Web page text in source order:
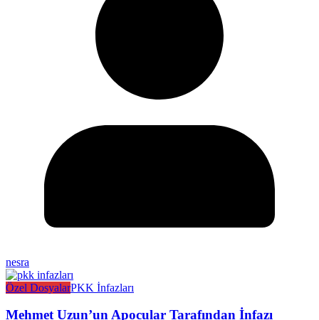
nesra
Özel DosyalarPKK İnfazları
Mehmet Uzun’un Apocular Tarafından İnfazı